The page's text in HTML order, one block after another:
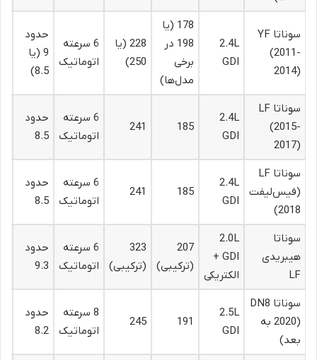
سوناتا YF
(2011-
2014)
2.4L
GDI
178 (یا
198 در
برخی
مدل‌ها)
228 (یا
250)
6 سرعته
اتوماتیک
حدود
9 (یا
8.5)
سوناتا LF
(2015-
2017)
2.4L
GDI
185
241
6 سرعته
اتوماتیک
حدود
8.5
سوناتا LF
(فیس‌لیفت
2018)
2.4L
GDI
185
241
6 سرعته
اتوماتیک
حدود
8.5
سوناتا
هیبریدی
LF
2.0L
GDI +
الکتریکی
207
(ترکیبی)
323
(ترکیبی)
6 سرعته
اتوماتیک
حدود
9.3
سوناتا DN8
(2020 به
بعد)
2.5L
GDI
191
245
8 سرعته
اتوماتیک
حدود
8.2